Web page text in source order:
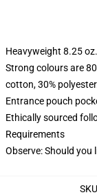
Heavyweight 8.25
Strong colours are
cotton, 30%
Entrance pouch
Ethically sourced
Requirements
Observe: Should you
SKU